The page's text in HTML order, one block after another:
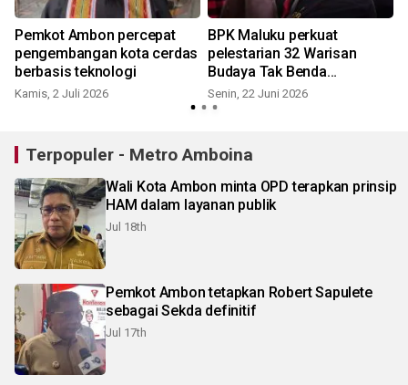
Pemkot Ambon percepat
pengembangan kota cerdas
berbasis teknologi
Kamis, 2 Juli 2026
BPK Maluku perkuat
pelestarian 32 Warisan
Budaya Tak Benda
Indonesia
Senin, 22 Juni 2026
Terpopuler - Metro Amboina
Wali Kota Ambon minta OPD terapkan prinsip
HAM dalam layanan publik
Jul 18th
Pemkot Ambon tetapkan Robert Sapulete
sebagai Sekda definitif
Jul 17th